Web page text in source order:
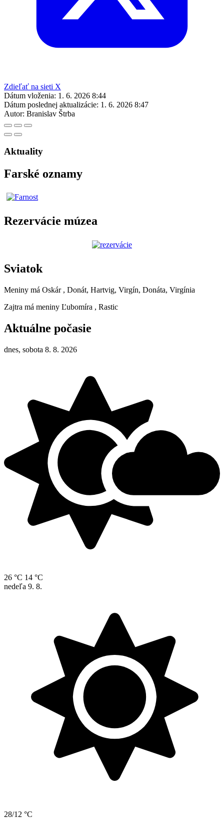
Zdieľať na sieti X
Dátum vloženia: 1. 6. 2026 8:44
Dátum poslednej aktualizácie: 1. 6. 2026 8:47
Autor: Branislav Štrba
Aktuality
Farské oznamy
Rezervácie múzea
Sviatok
Meniny má Oskár , Donát, Hartvig, Virgín, Donáta, Virgínia
Zajtra má meniny Ľubomíra , Rastic
Aktuálne počasie
dnes, sobota 8. 8. 2026
26 °C 14 °C
nedeľa 9. 8.
28/12 °C